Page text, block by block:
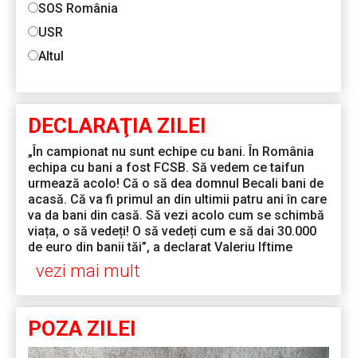
SOS România
USR
Altul
DECLARAŢIA ZILEI
„În campionat nu sunt echipe cu bani. În România
echipa cu bani a fost FCSB. Să vedem ce taifun
urmează acolo! Că o să dea domnul Becali bani de
acasă. Că va fi primul an din ultimii patru ani în care
va da bani din casă. Să vezi acolo cum se schimbă
viața, o să vedeți! O să vedeți cum e să dai 30.000
de euro din banii tăi”, a declarat Valeriu Iftime
vezi mai mult
POZA ZILEI